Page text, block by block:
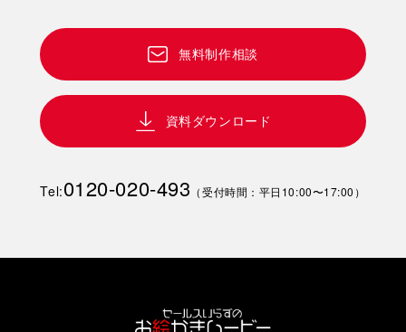
無料制作相談
資料ダウンロード
Tel:0120-020-493 （受付時間：平日10:00〜17:00）